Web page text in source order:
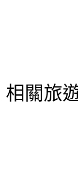
相關旅